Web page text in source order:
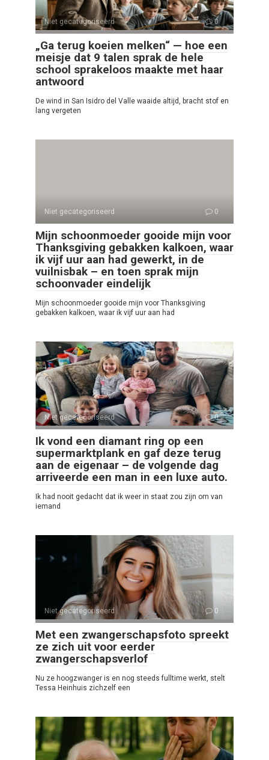
Niet gecategoriseerd 0
„Ga terug koeien melken“ — hoe een
meisje dat 9 talen sprak de hele
school sprakeloos maakte met haar
antwoord
De wind in San Isidro del Valle waaide altijd, bracht stof en
lang vergeten
Niet gecategoriseerd 0
Mijn schoonmoeder gooide mijn voor
Thanksgiving gebakken kalkoen, waar
ik vijf uur aan had gewerkt, in de
vuilnisbak – en toen sprak mijn
schoonvader eindelijk
Mijn schoonmoeder gooide mijn voor Thanksgiving
gebakken kalkoen, waar ik vijf uur aan had
Niet gecategoriseerd 0
Ik vond een diamant ring op een
supermarktplank en gaf deze terug
aan de eigenaar – de volgende dag
arriveerde een man in een luxe auto.
Ik had nooit gedacht dat ik weer in staat zou zijn om van
iemand
Niet gecategoriseerd 0
Met een zwangerschapsfoto spreekt
ze zich uit voor eerder
zwangerschapsverlof
Nu ze hoogzwanger is en nog steeds fulltime werkt, stelt
Tessa Heinhuis zichzelf een